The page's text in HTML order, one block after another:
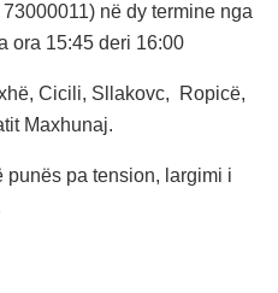
në dy termine nga
ora 15:45 deri 16:00
Cicili, Sllakovc, Ropicë,
Maxhunaj.
pa tension, largimi i